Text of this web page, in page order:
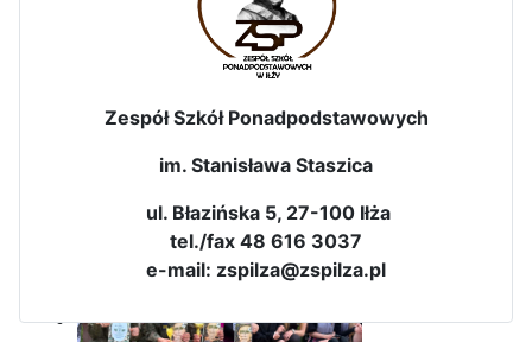
Dni Leśmianowskie 2026
Zespół Szkół Ponadpodstawowych
im. Stanisława Staszica
ul. Błazińska 5, 27-100 Iłża
tel./fax 48 616 3037
e-mail: zspilza@zspilza.pl